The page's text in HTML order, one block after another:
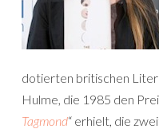
dotierten britischen
Hulme, die 1985 den
Tagmond“ erhielt, die